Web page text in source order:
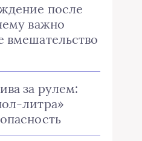
после
важно
вмешательство
за рулем:
литра»